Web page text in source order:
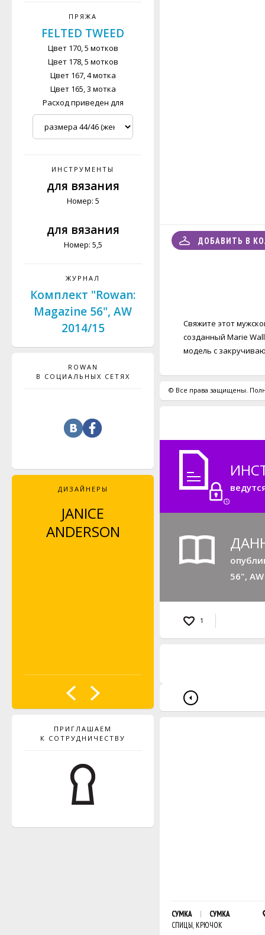
ПРЯЖА
FELTED TWEED
Цвет 170, 5 мотков
Цвет 178, 5 мотков
Цвет 167, 4 мотка
Цвет 165, 3 мотка
Расход приведен для
ИНСТРУМЕНТЫ
для вязания
Номер: 5
для вязания
Номер: 5,5
ЖУРНАЛ
Комплект "Rowan:
Magazine 56", AW
2014/15
ROWAN
В СОЦИАЛЬНЫХ СЕТЯХ
ДИЗАЙНЕРЫ
JANICE
ANDERSON
CARLO VOLPI
ПРИГЛАШАЕМ
К СОТРУДНИЧЕСТВУ
ДОБАВИТЬ В
Свяжите этот
созданный Marie
модель с
© Все права защищены.
56",
1
СУМКА
СУМКА
СПИЦЫ, КРЮЧОК